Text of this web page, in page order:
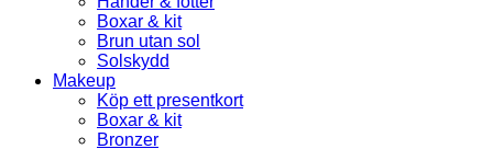
Boxar & kit
Brun utan sol
Solskydd
Makeup
Köp ett presentkort
Boxar & kit
Bronzer